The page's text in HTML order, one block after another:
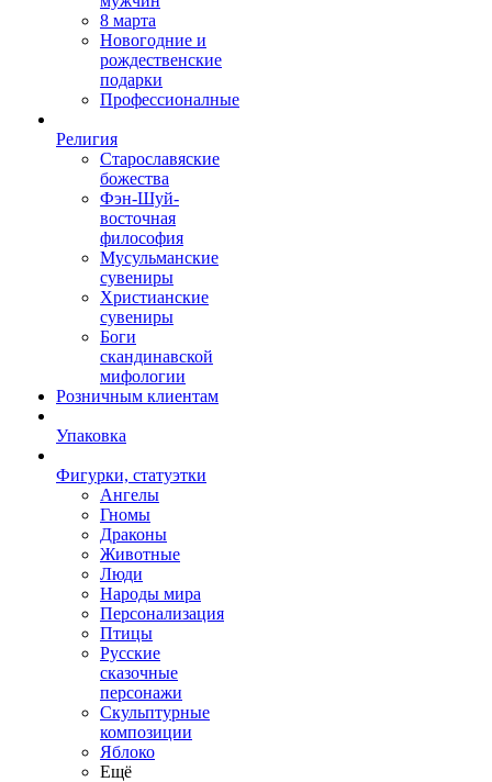
8 марта
Новогодние и
рождественские
подарки
Профессионалные
Религия
Старославяские
божества
Фэн-Шуй-
восточная
философия
Мусульманские
сувениры
Христианские
сувениры
Боги
скандинавской
мифологии
Розничным клиентам
Упаковка
Фигурки, статуэтки
Ангелы
Гномы
Драконы
Животные
Люди
Народы мира
Персонализация
Птицы
Русские
сказочные
персонажи
Скульптурные
композиции
Яблоко
Ещё